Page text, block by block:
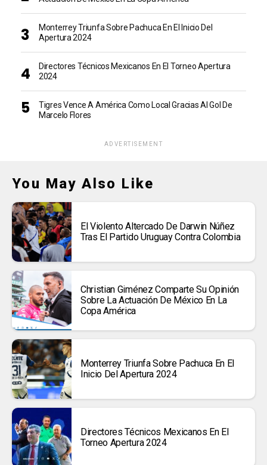
Monterrey Triunfa Sobre Pachuca En El Inicio Del
Apertura 2024
Directores Técnicos Mexicanos En El Torneo Apertura
2024
Tigres Vence A América Como Local Gracias Al Gol De
Marcelo Flores
ADVERTISEMENT
You May Also Like
El Violento Altercado De Darwin Núñez
Tras El Partido Uruguay Contra Colombia
Christian Giménez Comparte Su Opinión
Sobre La Actuación De México En La
Copa América
Monterrey Triunfa Sobre Pachuca En El
Inicio Del Apertura 2024
Directores Técnicos Mexicanos En El
Torneo Apertura 2024